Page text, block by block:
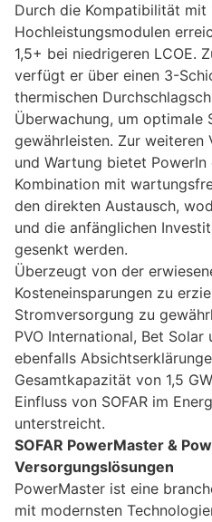
Durch die Kompatibilität mit
Hochleistungsmodulen
1,5+ bei niedrigeren LCOE.
verfügt er über einen 3-
thermischen
Überwachung, um optimale
gewährleisten. Zur weiteren
und Wartung bietet
Kombination mit
den direkten Austausch,
und die anfänglichen
gesenkt werden.
Überzeugt von der
Kosteneinsparungen zu
Stromversorgung zu
PVO International, Bet Solar
ebenfalls
Gesamtkapazität von 1,5
Einfluss von SOFAR im
unterstreicht.
SOFAR PowerMaster &
Versorgungslösungen
PowerMaster ist eine
mit modernsten